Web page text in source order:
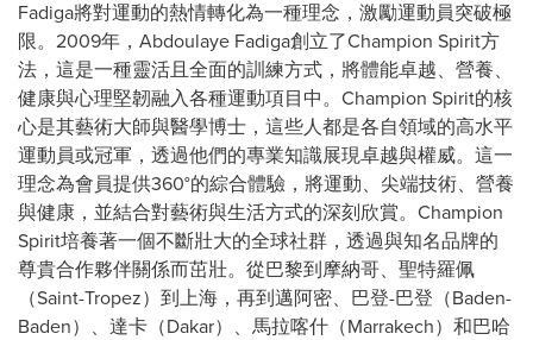
Fadiga將對運動的熱情轉化為一種理念，激勵運動員突破極
限。2009年，Abdoulaye Fadiga創立了Champion Spirit方
法，這是一種靈活且全面的訓練方式，將體能卓越、營養、
健康與心理堅韌融入各種運動項目中。Champion Spirit的核
心是其藝術大師與醫學博士，這些人都是各自領域的高水平
運動員或冠軍，透過他們的專業知識展現卓越與權威。這一
理念為會員提供360°的綜合體驗，將運動、尖端技術、營養
與健康，並結合對藝術與生活方式的深刻欣賞。Champion
Spirit培養著一個不斷壯大的全球社群，透過與知名品牌的
尊貴合作夥伴關係而茁壯。從巴黎到摩納哥、聖特羅佩
（Saint-Tropez）到上海，再到邁阿密、巴登-巴登（Baden-
Baden）、達卡（Dakar）、馬拉喀什（Marrakech）和巴哈